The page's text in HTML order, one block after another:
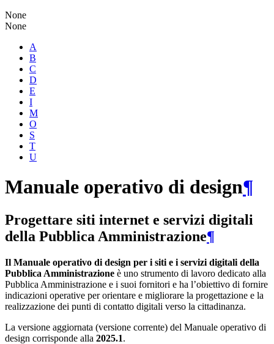
None
None
A
B
C
D
E
I
M
O
S
T
U
Manuale operativo di design¶
Progettare siti internet e servizi digitali
della Pubblica Amministrazione¶
Il Manuale operativo di design per i siti e i servizi digitali della
Pubblica Amministrazione è uno strumento di lavoro dedicato alla
Pubblica Amministrazione e i suoi fornitori e ha l’obiettivo di fornire
indicazioni operative per orientare e migliorare la progettazione e la
realizzazione dei punti di contatto digitali verso la cittadinanza.
La versione aggiornata (versione corrente) del Manuale operativo di
design corrisponde alla 2025.1.